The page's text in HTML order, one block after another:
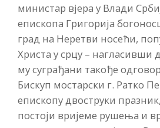
министар вјера у Влади
епископа Григорија
град на Неретви носећи,
Христа у срцу – нагласивши
му суграђани такође
Бискуп мостарски г. Ратко
епископу двоструки
постоји вријеме рушења и